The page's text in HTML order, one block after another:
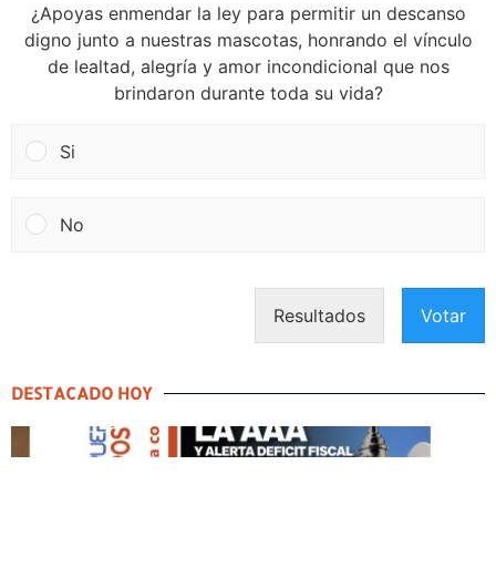
¿Apoyas enmendar la ley para permitir un descanso
digno junto a nuestras mascotas, honrando el vínculo
de lealtad, alegría y amor incondicional que nos
brindaron durante toda su vida?
Si
No
Resultados Votar
DESTACADO HOY